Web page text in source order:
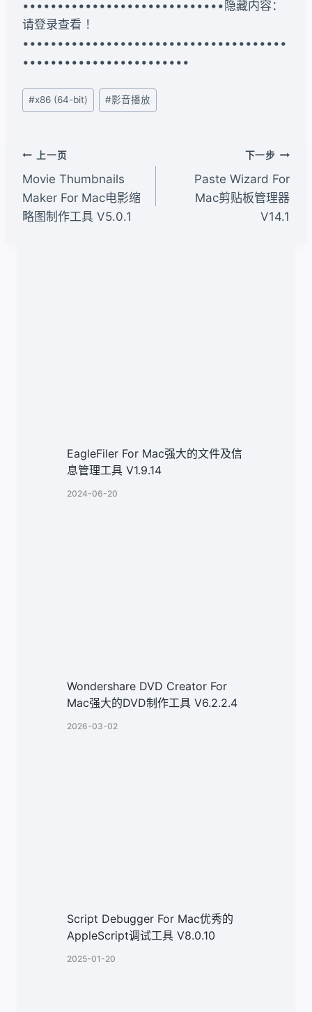
•••••••••••••••••••••••••••••隐藏内容：
请登录查看 ！
••••••••••••••••••••••••••••••••••••••
••••••••••••••••••••••••
文
章
签：
#x86 (64-bit) #影音播放
文
章
导
航
上一页
Movie Thumbnails
Maker For Mac电影缩
略图制作工具 V5.0.1
下一步
Paste Wizard For
Mac剪贴板管理器
V14.1
EagleFiler For Mac强大的文件及信
息管理工具 V1.9.14
2024-06-20
Wondershare DVD Creator For
Mac强大的DVD制作工具 V6.2.2.4
2026-03-02
Script Debugger For Mac优秀的
AppleScript调试工具 V8.0.10
2025-01-20